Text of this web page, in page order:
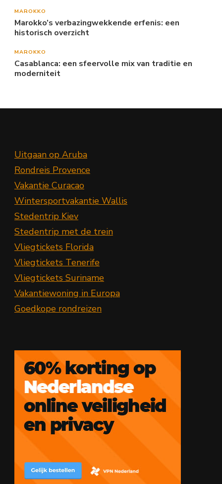
MAROKKO
Marokko’s verbazingwekkende erfenis: een
historisch overzicht
MAROKKO
Casablanca: een sfeervolle mix van traditie en
moderniteit
Uitgaan op Aruba
Rondreis Provence
Vakantie Curacao
Wintersportvakantie Wallis
Stedentrip Kiev
Stedentrip met de trein
Vliegtickets Florida
Vliegtickets Tenerife
Vliegtickets Suriname
Vakantiewoning in Europa
Goedkope rondreizen